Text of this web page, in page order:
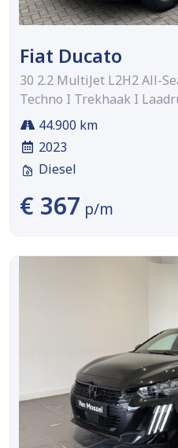
Fiat Ducato
30 2.2 MultiJet L2H2 All-
Techno I Trekhaak I
44.900 km
2023
Diesel
€ 367 p/m